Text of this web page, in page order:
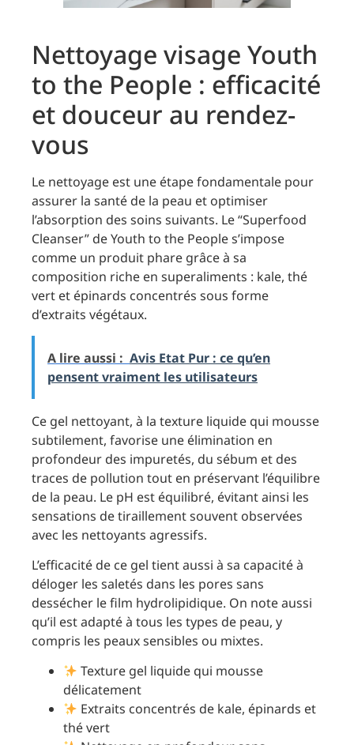
Nettoyage visage Youth
to the People : efficacité
et douceur au rendez-
vous
Le nettoyage est une étape fondamentale pour
assurer la santé de la peau et optimiser
l’absorption des soins suivants. Le “Superfood
Cleanser” de Youth to the People s’impose
comme un produit phare grâce à sa
composition riche en superaliments : kale, thé
vert et épinards concentrés sous forme
d’extraits végétaux.
A lire aussi : Avis Etat Pur : ce qu’en
pensent vraiment les utilisateurs
Ce gel nettoyant, à la texture liquide qui mousse
subtilement, favorise une élimination en
profondeur des impuretés, du sébum et des
traces de pollution tout en préservant l’équilibre
de la peau. Le pH est équilibré, évitant ainsi les
sensations de tiraillement souvent observées
avec les nettoyants agressifs.
L’efficacité de ce gel tient aussi à sa capacité à
déloger les saletés dans les pores sans
dessécher le film hydrolipidique. On note aussi
qu’il est adapté à tous les types de peau, y
compris les peaux sensibles ou mixtes.
Texture gel liquide qui mousse
délicatement
Extraits concentrés de kale, épinards et
thé vert